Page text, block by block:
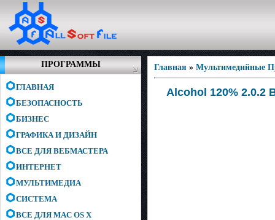
ПРОГРАММЫ
ГЛАВНАЯ
БЕЗОПАСНОСТЬ
БИЗНЕС
ГРАФИКА И ДИЗАЙН
ВСЕ ДЛЯ ВЕБМАСТЕРА
ИНТЕРНЕТ
МУЛЬТИМЕДИА
СИСТЕМА
ВСЕ ДЛЯ MAC OS X
Главная » Мультимедийные
Alcohol 120% 2.0.2